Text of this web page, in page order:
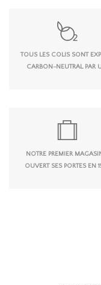
TOUS LES COLIS SONT
CARBON-NEUTRAL PAR
NOTRE PREMIER
OUVERT SES PORTES EN